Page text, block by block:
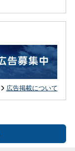
広告掲載について